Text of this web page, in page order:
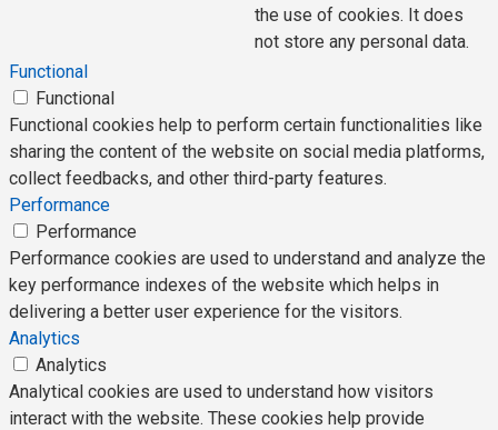
the use of cookies. It does
not store any personal data.
Functional
Functional
Functional cookies help to perform certain functionalities like
sharing the content of the website on social media platforms,
collect feedbacks, and other third-party features.
Performance
Performance
Performance cookies are used to understand and analyze the
key performance indexes of the website which helps in
delivering a better user experience for the visitors.
Analytics
Analytics
Analytical cookies are used to understand how visitors
interact with the website. These cookies help provide